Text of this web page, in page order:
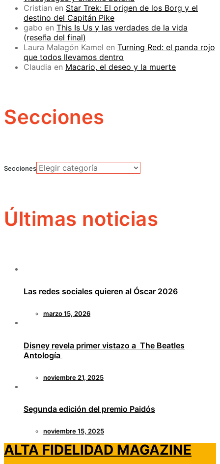
Cristian en Star Trek: El origen de los Borg y el
destino del Capitán Pike
gabo en This Is Us y las verdades de la vida
(reseña del final)
Laura Malagón Kamel en Turning Red: el panda rojo
que todos llevamos dentro
Claudia en Macario, el deseo y la muerte
Secciones
Secciones
Últimas noticias
Las redes sociales quieren al Óscar 2026
marzo 15, 2026
Disney revela primer vistazo a The Beatles
Antología
noviembre 21, 2025
Segunda edición del premio Paidós
noviembre 15, 2025
ALTA FIDELIDAD MAGAZINE